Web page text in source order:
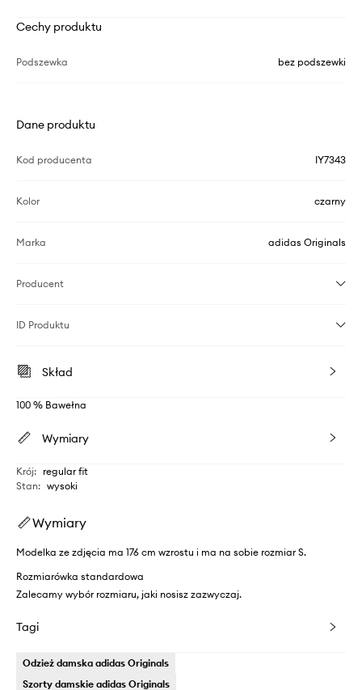
Cechy produktu
Podszewka bez podszewki
Dane produktu
Kod producenta IY7343
Kolor czarny
Marka adidas Originals
Producent
ID Produktu
Skład
100 % Bawełna
Wymiary
Krój: regular fit
Stan: wysoki
Wymiary
Modelka ze zdjęcia ma 176 cm wzrostu i ma na sobie rozmiar S.
Rozmiarówka standardowa
Zalecamy wybór rozmiaru, jaki nosisz zazwyczaj.
Tagi
Odzież damska adidas Originals
Szorty damskie adidas Originals